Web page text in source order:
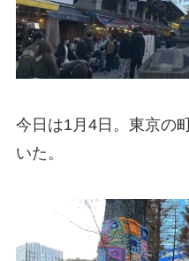
今日は1月4日。東京の
いた。